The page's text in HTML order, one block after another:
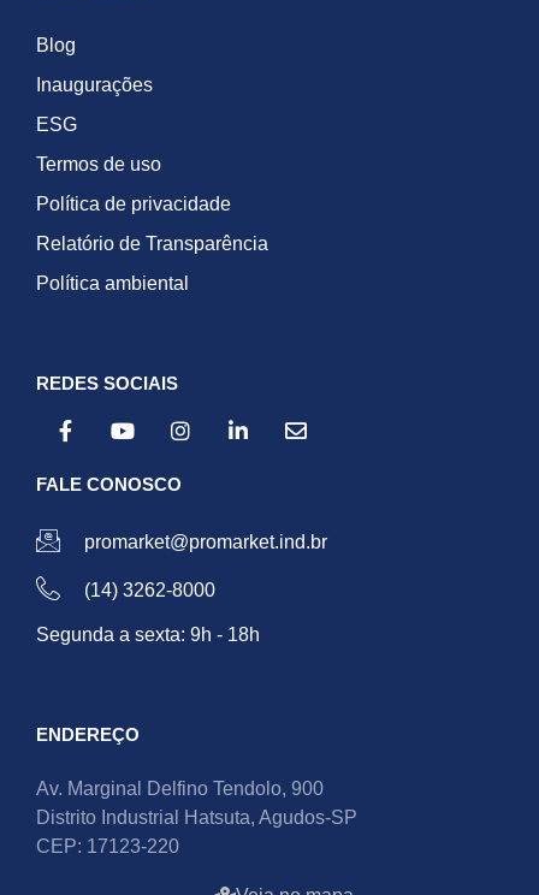
Blog
Inaugurações
ESG
Termos de uso
Política de privacidade
Relatório de Transparência
Política ambiental
REDES SOCIAIS
FALE CONOSCO
promarket@promarket.ind.br
(14) 3262-8000
Segunda a sexta: 9h - 18h
ENDEREÇO
Av. Marginal Delfino Tendolo, 900
Distrito Industrial Hatsuta, Agudos-SP
CEP: 17123-220